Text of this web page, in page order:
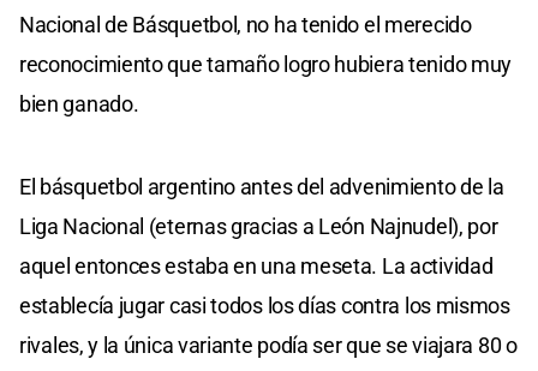
Nacional de Básquetbol, no ha tenido el merecido
reconocimiento que tamaño logro hubiera tenido muy
bien ganado.
El básquetbol argentino antes del advenimiento de la
Liga Nacional (eternas gracias a León Najnudel), por
aquel entonces estaba en una meseta. La actividad
establecía jugar casi todos los días contra los mismos
rivales, y la única variante podía ser que se viajara 80 o